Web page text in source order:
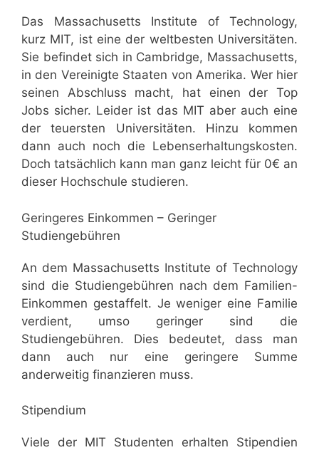
Das Massachusetts Institute of Technology,
kurz MIT, ist eine der weltbesten Universitäten.
Sie befindet sich in Cambridge, Massachusetts,
in den Vereinigte Staaten von Amerika. Wer hier
seinen Abschluss macht, hat einen der Top
Jobs sicher. Leider ist das MIT aber auch eine
der teuersten Universitäten. Hinzu kommen
dann auch noch die Lebenserhaltungskosten.
Doch tatsächlich kann man ganz leicht für 0€ an
dieser Hochschule studieren.
Geringeres Einkommen – Geringer
Studiengebühren
An dem Massachusetts Institute of Technology
sind die Studiengebühren nach dem Familien-
Einkommen gestaffelt. Je weniger eine Familie
verdient, umso geringer sind die
Studiengebühren. Dies bedeutet, dass man
dann auch nur eine geringere Summe
anderweitig finanzieren muss.
Stipendium
Viele der MIT Studenten erhalten Stipendien